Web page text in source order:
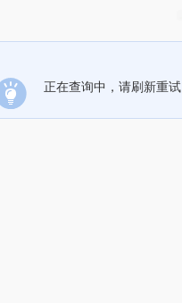
正在查询中，请刷新重试